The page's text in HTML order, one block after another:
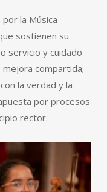
por la Música
sostienen su
servicio y cuidado
compartida;
la verdad y la
por procesos
rector.